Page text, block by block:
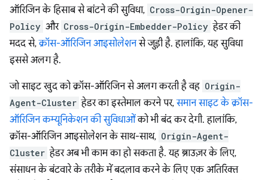
ऑरिजिन के हिसाब से बांटने की सुविधा, Cross-Origin-Opener-
Policy और Cross-Origin-Embedder-Policy हेडर की
मदद से,क्रॉस-ऑरिजिन आइसोलेशनसे जुड़ी है. हालांकि, यह सुविधा
इससे अलग है.
जो साइट खुद को क्रॉस-ऑरिजिन से अलग करती है वह Origin-
Agent-Cluster हेडर का इस्तेमाल करने पर,समान साइट के क्रॉस-
ऑरिजिन कम्यूनिकेशन की सुविधाओंको भी बंद कर देगी. हालांकि,
क्रॉस-ऑरिजिन आइसोलेशन के साथ-साथ, Origin-Agent-
Cluster हेडर अब भी काम का हो सकता है. यह ब्राउज़र के लिए,
संसाधन के बंटवारे के तरीके में बदलाव करने के लिए एक अतिरिक्त